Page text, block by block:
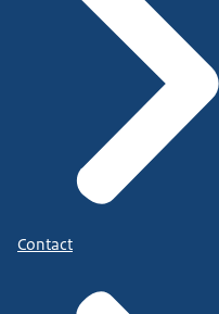
Contact